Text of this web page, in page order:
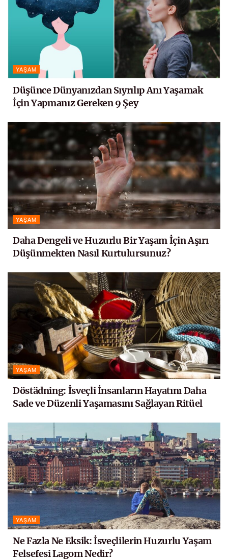
YAŞAM
Düşünce Dünyanızdan Sıyrılıp Anı Yaşamak
İçin Yapmanız Gereken 9 Şey
YAŞAM
Daha Dengeli ve Huzurlu Bir Yaşam İçin Aşırı
Düşünmekten Nasıl Kurtulursunuz?
YAŞAM
Döstädning: İsveçli İnsanların Hayatını Daha
Sade ve Düzenli Yaşamasını Sağlayan Ritüel
YAŞAM
Ne Fazla Ne Eksik: İsveçlilerin Huzurlu Yaşam
Felsefesi Lagom Nedir?